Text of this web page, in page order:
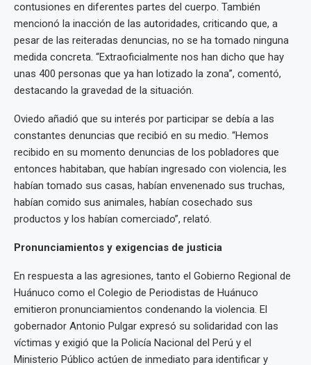
contusiones en diferentes partes del cuerpo. También
mencionó la inacción de las autoridades, criticando que, a
pesar de las reiteradas denuncias, no se ha tomado ninguna
medida concreta. “Extraoficialmente nos han dicho que hay
unas 400 personas que ya han lotizado la zona”, comentó,
destacando la gravedad de la situación.
Oviedo añadió que su interés por participar se debía a las
constantes denuncias que recibió en su medio. “Hemos
recibido en su momento denuncias de los pobladores que
entonces habitaban, que habían ingresado con violencia, les
habían tomado sus casas, habían envenenado sus truchas,
habían comido sus animales, habían cosechado sus
productos y los habían comerciado”, relató.
Pronunciamientos y exigencias de justicia
En respuesta a las agresiones, tanto el Gobierno Regional de
Huánuco como el Colegio de Periodistas de Huánuco
emitieron pronunciamientos condenando la violencia. El
gobernador Antonio Pulgar expresó su solidaridad con las
víctimas y exigió que la Policía Nacional del Perú y el
Ministerio Público actúen de inmediato para identificar y